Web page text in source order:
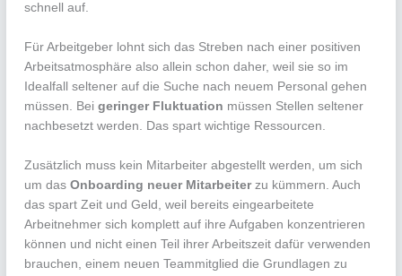
schnell auf.
Für Arbeitgeber lohnt sich das Streben nach einer positiven
Arbeitsatmosphäre also allein schon daher, weil sie so im
Idealfall seltener auf die Suche nach neuem Personal gehen
müssen. Beigeringer Fluktuation müssen Stellen seltener
nachbesetzt werden. Das spart wichtige Ressourcen.
Zusätzlich muss kein Mitarbeiter abgestellt werden, um sich
um dasOnboarding neuer Mitarbeiterzu kümmern. Auch
das spart Zeit und Geld, weil bereits eingearbeitete
Arbeitnehmer sich komplett auf ihre Aufgaben konzentrieren
können und nicht einen Teil ihrer Arbeitszeit dafür verwenden
brauchen, einem neuen Teammitglied die Grundlagen zu